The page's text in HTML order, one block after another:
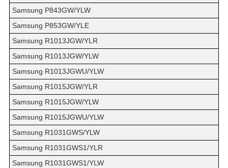
Samsung P843GW/YLW
Samsung P853GW/YLE
Samsung R1013JGW/YLR
Samsung R1013JGW/YLW
Samsung R1013JGWU/YLW
Samsung R1015JGW/YLR
Samsung R1015JGW/YLW
Samsung R1015JGWU/YLW
Samsung R1031GWS/YLW
Samsung R1031GWS1/YLR
Samsung R1031GWS1/YLW